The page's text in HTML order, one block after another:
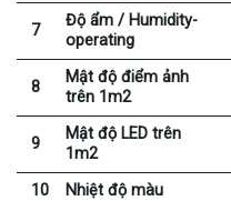
7
Độ ẩm / Humidity-
operating
8
Mật độ điểm ảnh
trên 1m2
9
Mật độ LED trên
1m2
10 Nhiệt độ màu